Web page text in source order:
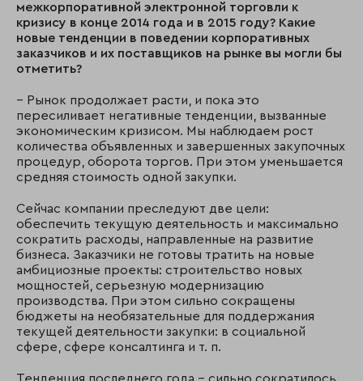
межкорпоративной электронной торговли к
кризису в конце 2014 года и в 2015 году? Какие
новые тенденции в поведении корпоративных
заказчиков и их поставщиков на рынке вы могли бы
отметить?
– Рынок продолжает расти, и пока это
пересиливает негативные тенденции, вызванные
экономическим кризисом. Мы наблюдаем рост
количества объявленных и завершенных закупочных
процедур, оборота торгов. При этом уменьшается
средняя стоимость одной закупки.
Сейчас компании преследуют две цели:
обеспечить текущую деятельность и максимально
сократить расходы, направленные на развитие
бизнеса. Заказчики не готовы тратить на новые
амбициозные проекты: строительство новых
мощностей, серьезную модернизацию
производства. При этом сильно сокращены
бюджеты на необязательные для поддержания
текущей деятельности закупки: в социальной
сфере, сфере консалтинга и т. п.